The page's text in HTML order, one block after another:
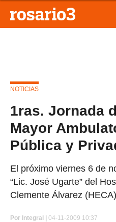
NOTICIAS
1ras. Jornada
Mayor
Pública y
El próximo viernes 6 de
“Lic. José Ugarte” del
Clemente Álvarez (HECA)
Por Integral | 04-11-2009 10:37